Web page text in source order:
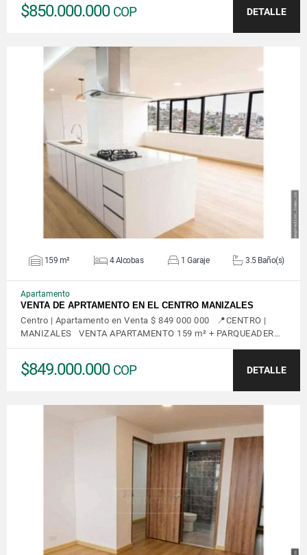
$850.000.000 COP DETALLE
VER DETALLES
159 m² 4 Alcobas 1 Garaje 3.5 Baño(s)
Apartamento
VENTA DE APRTAMENTO EN EL CENTRO MANIZALES
Centro | Apartamento en Venta $ 849 000 000 📍CENTRO |
MANIZALES VENTA APARTAMENTO 159 m² + PARQUEADER…
$849.000.000 COP DETALLE
VER DETALLES